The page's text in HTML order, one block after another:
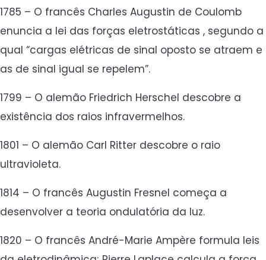
1785 – O francês Charles Augustin de Coulomb
enuncia a lei das forças eletrostáticas , segundo a
qual “cargas elétricas de sinal oposto se atraem e
as de sinal igual se repelem”.
1799 – O alemão Friedrich Herschel descobre a
existência dos raios infravermelhos.
1801 – O alemão Carl Ritter descobre o raio
ultravioleta.
1814 – O francês Augustin Fresnel começa a
desenvolver a teoria ondulatória da luz.
1820 – O francês André-Marie Ampère formula leis